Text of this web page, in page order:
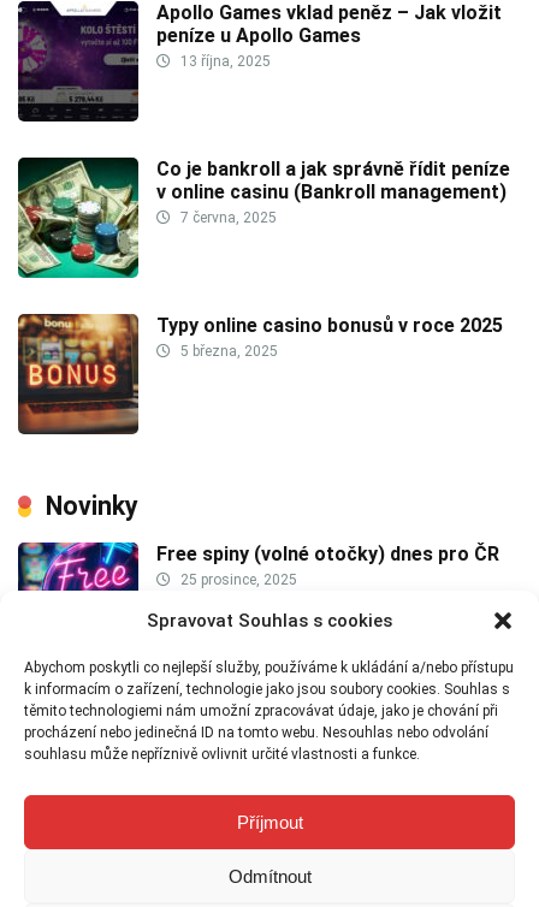
Spravovat Souhlas s cookies
Abychom poskytli co nejlepší služby, používáme k ukládání a/nebo přístupu
k informacím o zařízení, technologie jako jsou soubory cookies. Souhlas s
těmito technologiemi nám umožní zpracovávat údaje, jako je chování při
procházení nebo jedinečná ID na tomto webu. Nesouhlas nebo odvolání
souhlasu může nepříznivě ovlivnit určité vlastnosti a funkce.
Příjmout
Odmítnout
Apollo Games vklad peněz – Jak vložit
peníze u Apollo Games
13 října, 2025
Co je bankroll a jak správně řídit peníze
v online casinu (Bankroll management)
7 června, 2025
Typy online casino bonusů v roce 2025
5 března, 2025
Novinky
Free spiny (volné otočky) dnes pro ČR
25 prosince, 2025
Asijské dobrodružství se 100 freespiny
v Apollu
22 července, 2025
Získejte až 200 free spinů na Casimi
hrách v Merkur casinu